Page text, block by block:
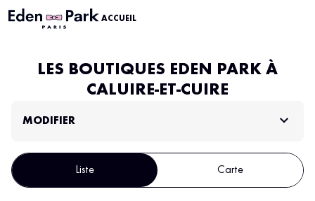
ACCUEIL
LES BOUTIQUES EDEN PARK À
CALUIRE-ET-CUIRE
MODIFIER
Liste Carte